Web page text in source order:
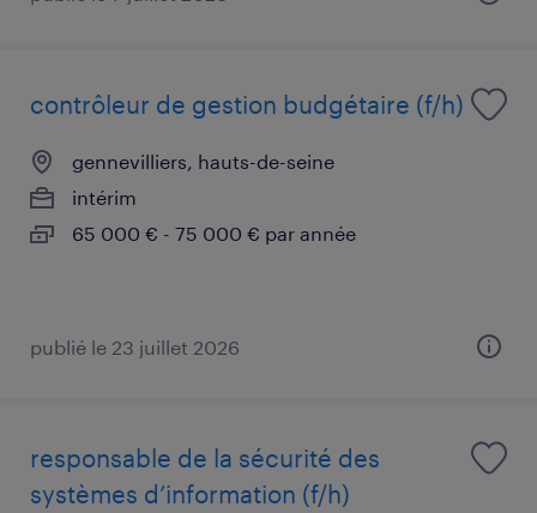
contrôleur de gestion budgétaire (f/h)
gennevilliers, hauts-de-seine
intérim
65 000 € - 75 000 € par année
publié le 23 juillet 2026
responsable de la sécurité des
systèmes d’information (f/h)